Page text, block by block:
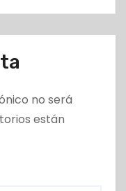
no será
están